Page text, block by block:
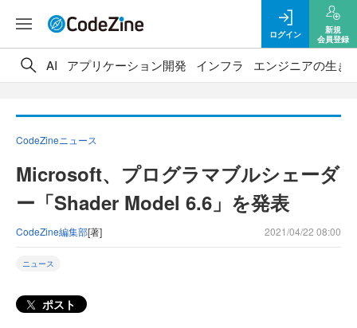
ログイン
新規
会員登録
AI アプリケーション開発 インフラ エンジニアの生き
CodeZineニュース
Microsoft、プログラマブルシェーダ
ー「Shader Model 6.6」を発表
CodeZine編集部[著] 2021/04/22 08:00
ニュース
ポスト